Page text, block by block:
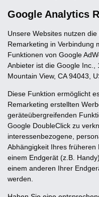
Google Analytics
Unsere Websites nutzen
Remarketing in Verbindung
Funktionen von Google
Anbieter ist die Google Inc.,
Mountain View, CA 94043,
Diese Funktion ermöglicht
Remarketing erstellten
geräteübergreifenden
Google DoubleClick zu
interessenbezogene,
Abhängigkeit Ihres
einem Endgerät (z.B.
einem anderen Ihrer
werden.